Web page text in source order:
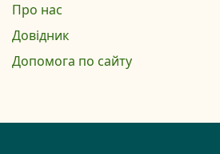
Про нас
Довідник
Допомога по сайту